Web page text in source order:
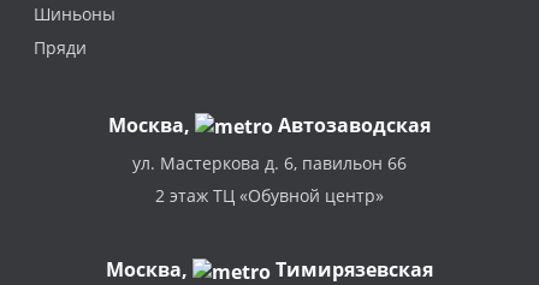
Шиньоны
Пряди
Москва, Автозаводская
ул. Мастеркова д. 6, павильон 66
2 этаж ТЦ «Обувной центр»
Москва, Тимирязевская